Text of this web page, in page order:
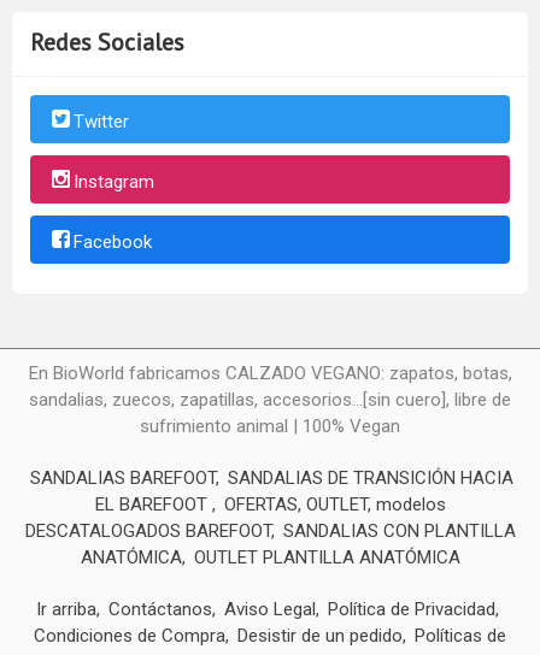
Redes Sociales
Twitter
Instagram
Facebook
En BioWorld fabricamos CALZADO VEGANO: zapatos, botas,
sandalias, zuecos, zapatillas, accesorios...[sin cuero], libre de
sufrimiento animal | 100% Vegan
SANDALIAS BAREFOOT SANDALIAS DE TRANSICIÓN HACIA
EL BAREFOOT
OFERTAS, OUTLET, modelos
DESCATALOGADOS BAREFOOT SANDALIAS CON PLANTILLA
ANATÓMICA OUTLET PLANTILLA ANATÓMICA
Ir arriba Contáctanos Aviso Legal
Política de Privacidad
Condiciones de Compra Desistir de un pedido
Políticas de